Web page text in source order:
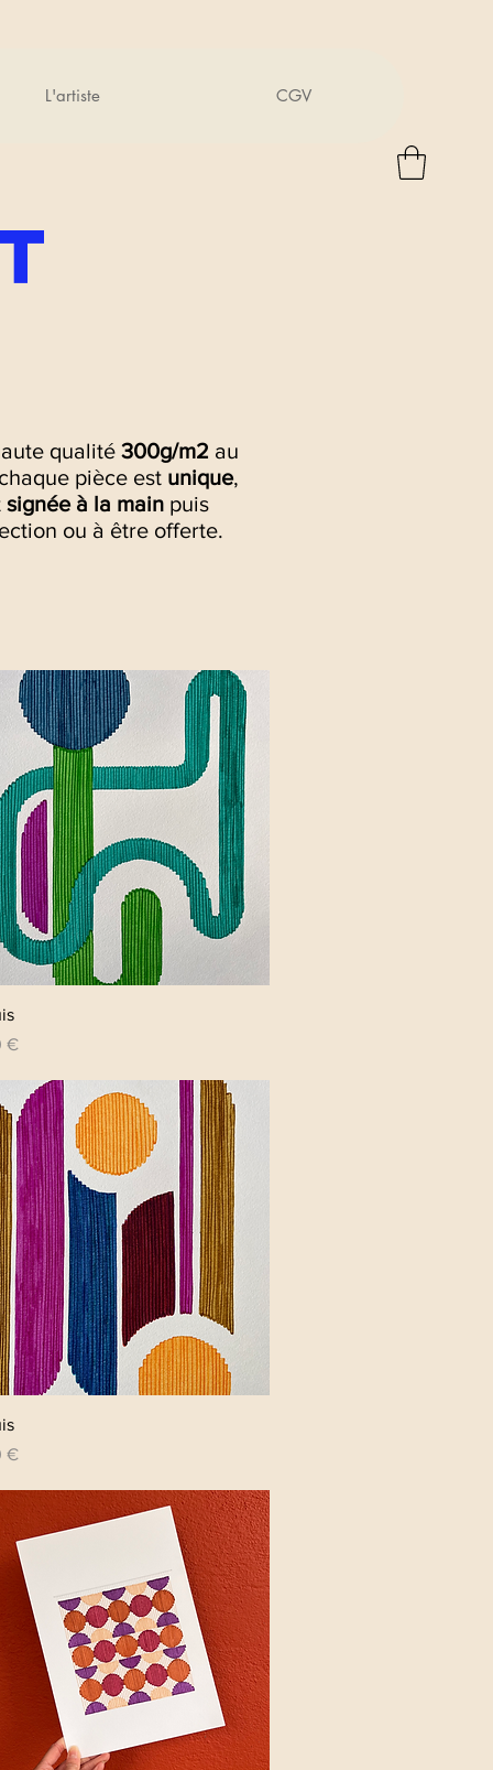
L'artiste CGV
qualité 300g/m2 au
pièce est unique,
signée à la main puis
ou à être offerte.
€
€